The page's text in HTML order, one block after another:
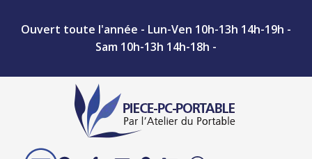
Ouvert toute l'année - Lun-Ven 10h-13h 14h-19h -
Sam 10h-13h 14h-18h -